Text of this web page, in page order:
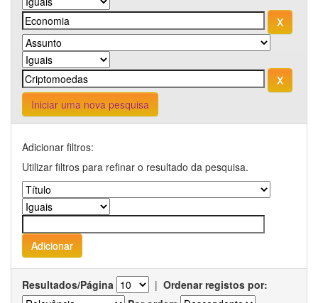
Iniciar uma nova pesquisa
Adicionar filtros:
Utilizar filtros para refinar o resultado da pesquisa.
Resultados/Página | Ordenar registos por: